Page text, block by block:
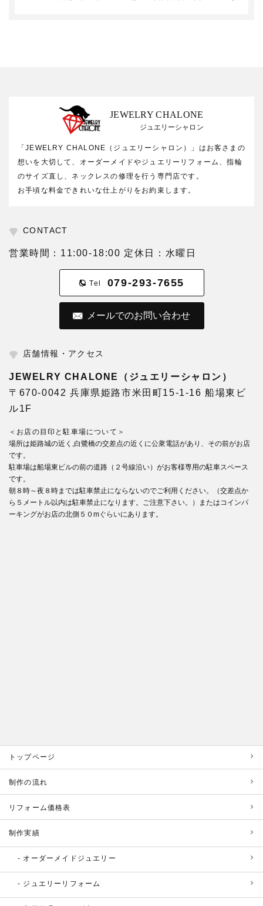
JEWELRY CHALONE
ジュエリーシャロン
「JEWELRY CHALONE（ジュエリーシャロン）」はお客さまの
想いを大切して、オーダーメイドやジュエリーリフォーム、指輪
のサイズ直し、ネックレスの修理を行う専門店です。
お手頃な料金できれいな仕上がりをお約束します。
CONTACT
営業時間：11:00-18:00 定休日：水曜日
Tel 079-293-7655
メールでのお問い合わせ
店舗情報・アクセス
JEWELRY CHALONE（ジュエリーシャロン）
〒670-0042 兵庫県姫路市米田町15-1-16 船場東ビ
ル1F
＜お店の目印と駐車場について＞
場所は姫路城の近く,白鷺橋の交差点の近くに公衆電話があり、その前がお店
です。
駐車場は船場東ビルの前の道路（２号線沿い）がお客様専用の駐車スペース
です。
朝８時～夜８時までは駐車禁止にならないのでご利用ください。（交差点か
ら５メートル以内は駐車禁止になります。ご注意下さい。）またはコインパ
ーキングがお店の北側５０mぐらいにあります。
トップページ
制作の流れ
リフォーム価格表
制作実績
オーダーメイドジュエリー
ジュエリーリフォーム